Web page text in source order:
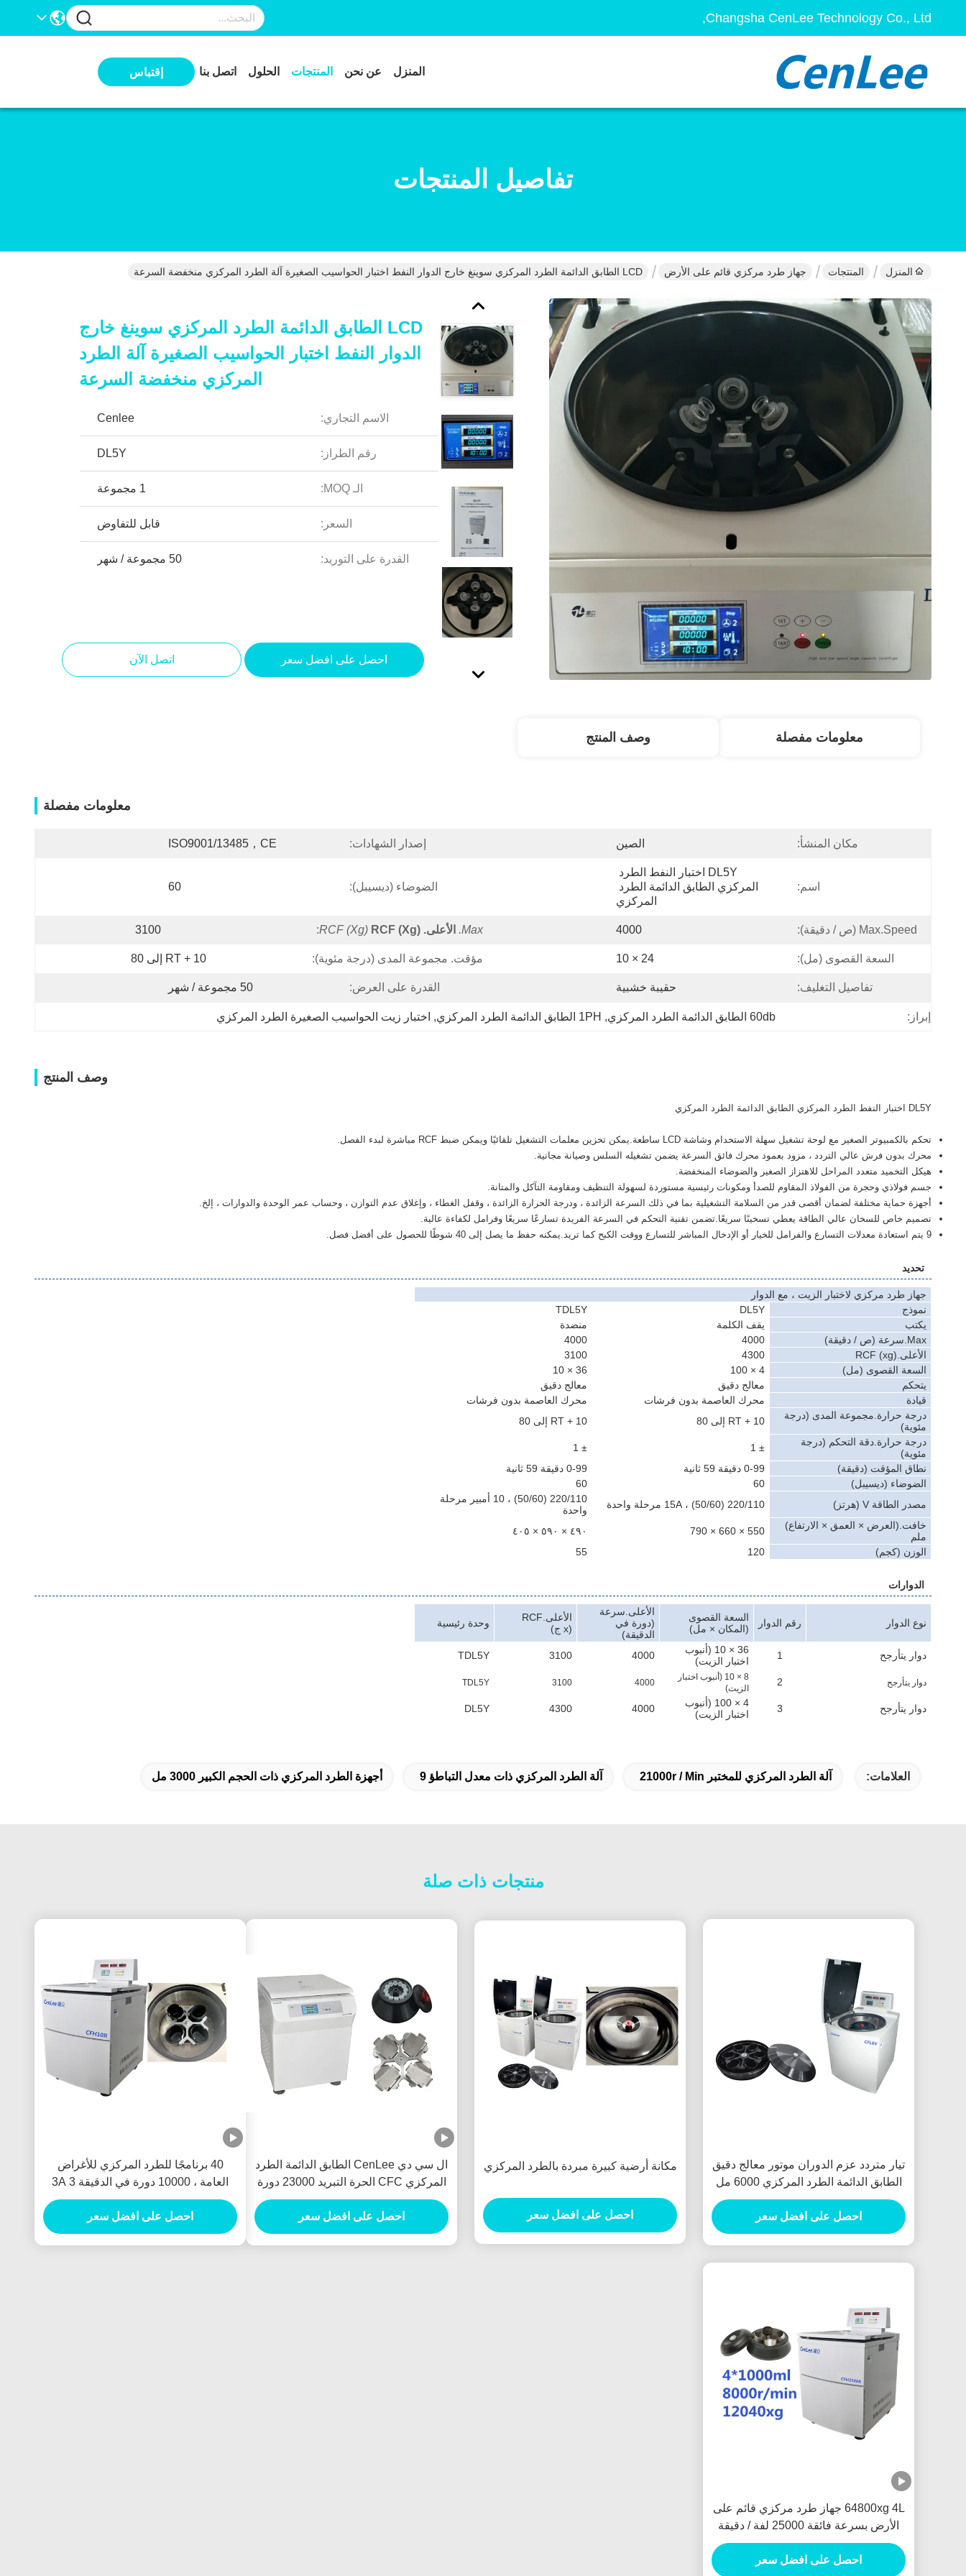
Changsha CenLee Technology Co., Ltd,
المنزل عن نحن المنتجات الحلول اتصل بنا إقتباس
تفاصيل المنتجات
المنزل المنتجات جهاز طرد مركزي قائم على الأرض LCD الطابق الدائمة الطرد المركزي سوينغ خارج الدوار النفط اختبار الحواسيب الصغيرة آلة الطرد المركزي منخفضة السرعة
LCD الطابق الدائمة الطرد المركزي سوينغ خارج
الدوار النفط اختبار الحواسيب الصغيرة آلة الطرد
المركزي منخفضة السرعة
الاسم التجاري: Cenlee
رقم الطراز: DL5Y
الـ MOQ: 1 مجموعة
السعر: قابل للتفاوض
القدرة على التوريد: 50 مجموعة / شهر
احصل على افضل سعر اتصل الآن
معلومات مفصلة وصف المنتج
معلومات مفصلة
مكان المنشأ: الصين إصدار الشهادات: ISO9001/13485，CE
اسم:
المركزي
الضوضاء (ديسيبل): 60
Max.Speed ​​(ص / دقيقة): 4000
Max. الأعلى. RCF (xg) RCF (xg)
:
3100
السعة القصوى (مل): 24 × 10 مؤقت. مجموعة المدى (درجة مئوية): RT + 10 إلى 80
تفاصيل التغليف: حقيبة خشبية القدرة على العرض: 50 مجموعة / شهر
إبراز: 60db الطابق الدائمة الطرد المركزي , 1PH الطابق الدائمة الطرد المركزي , اختبار زيت الحواسيب الصغيرة الطرد المركزي
وصف المنتج
DL5Y اختبار النفط الطرد المركزي الطابق الدائمة الطرد المركزي
تحكم بالكمبيوتر الصغير مع لوحة تشغيل سهلة الاستخدام وشاشة LCD ساطعة.يمكن تخزين معلمات التشغيل تلقائيًا ويمكن ضبط RCF مباشرة لبدء الفصل.
محرك بدون فرش عالي التردد ، مزود بعمود محرك فائق السرعة يضمن تشغيله السلس وصيانة مجانية.
هيكل التخميد متعدد المراحل للاهتزاز الصغير والضوضاء المنخفضة.
جسم فولاذي وحجرة من الفولاذ المقاوم للصدأ ومكونات رئيسية مستوردة لسهولة التنظيف ومقاومة التآكل والمتانة.
أجهزة حماية مختلفة لضمان أقصى قدر من السلامة التشغيلية بما في ذلك السرعة الزائدة ، ودرجة الحرارة الزائدة ، وقفل الغطاء ، وإغلاق عدم التوازن ، وحساب عمر الوحدة والدوارات ، إلخ.
تصميم خاص للسخان عالي الطاقة يعطي تسخينًا سريعًا.تضمن تقنية التحكم في السرعة الفريدة تسارعًا سريعًا وفرامل لكفاءة عالية.
9 يتم استعادة معدلات التسارع والفرامل للخيار أو الإدخال المباشر للتسارع ووقت الكبح كما تريد.يمكنه حفظ ما يصل إلى 40 شوطًا للحصول على أفضل فصل.
تحديد
جهاز طرد مركزي لاختبار الزيت ، مع الدوار
نموذج
DL5Y
TDL5Y
يكتب
يقف الكلمة
منضدة
Max.سرعة ​​(ص / دقيقة)
4000
4000
الأعلى.RCF (xg)
4300
3100
السعة القصوى (مل)
4 × 100
36 × 10
يتحكم
معالج دقيق
معالج دقيق
قيادة
محرك العاصمة بدون فرشات
محرك العاصمة بدون فرشات
درجة حرارة.مجموعة المدى (درجة
مئوية)
RT + 10 إلى 80
RT + 10 إلى 80
درجة حرارة.دقة التحكم (درجة
مئوية)
± 1
± 1
نطاق المؤقت (دقيقة)
0-99 دقيقة 59 ثانية
0-99 دقيقة 59 ثانية
الضوضاء (ديسيبل)
60
60
مصدر الطاقة V (هرتز)
220/110 (50/60) ، 15A مرحلة واحدة
220/110 (50/60) ، 10 أمبير مرحلة
واحدة
خافت.(العرض × العمق × الارتفاع)
ملم
550 × 660 × 790
٤٩٠ × ٥٩٠ × ٤٠٥
الوزن (كجم)
120
55
الدوارات
نوع الدوار رقم الدوار
السعة القصوى
(المكان × مل)
الأعلى.سرعة
(دورة في
الدقيقة)
الأعلى.RCF
(x ج)
وحدة رئيسية
دوار يتأرجح 1
36 × 10 (أنبوب
اختبار الزيت)
4000
3100
TDL5Y
دوار يتأرجح 2
8 × 10 (أنبوب اختبار
الزيت)
4000
3100
TDL5Y
دوار يتأرجح 3
4 × 100 (أنبوب
اختبار الزيت)
4000
4300
DL5Y
العلامات: آلة الطرد المركزي للمختبر 21000r / Min آلة الطرد المركزي ذات معدل التباطؤ 9 أجهزة الطرد المركزي ذات الحجم الكبير 3000 مل
منتجات ذات صلة
تيار متردد عزم الدوران موتور معالج دقيق
الطابق الدائمة الطرد المركزي 6000 مل
احصل على افضل سعر
مكانة أرضية كبيرة مبردة بالطرد المركزي
احصل على افضل سعر
ال سي دي CenLee الطابق الدائمة الطرد
المركزي CFC الحرة التبريد 23000 دورة
في الدقيقة
احصل على افضل سعر
40 برنامجًا للطرد المركزي للأغراض
العامة ، 10000 دورة في الدقيقة 3A 3
المرحلة الطابق نموذج الطرد المركزي
احصل على افضل سعر
64800xg 4L جهاز طرد مركزي قائم على
الأرض بسرعة فائقة 25000 لفة / دقيقة
حماية من عدم التوازن
احصل على افضل سعر